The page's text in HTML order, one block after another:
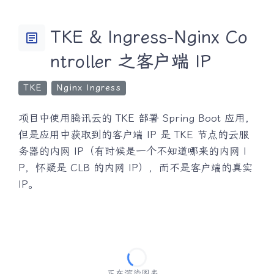
article
TKE & Ingress-Nginx Co
ntroller 之客户端 IP
TKE Nginx Ingress
项目中使用腾讯云的 TKE 部署 Spring Boot 应用，
但是应用中获取到的客户端 IP 是 TKE 节点的云服
务器的内网 IP（有时候是一个不知道哪来的内网 I
P，怀疑是 CLB 的内网 IP），而不是客户端的真实
IP。